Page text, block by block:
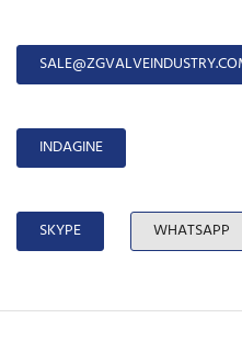
INDAGINE
SKYPE WHATSAPP